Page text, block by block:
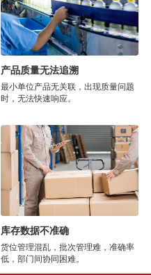
产品质量无法追溯
最小单位产品无关联，出现质量问题
时，无法快速响应。
库存数据不准确
货位管理混乱，批次管理难，准确率
低，部门间协同困难。